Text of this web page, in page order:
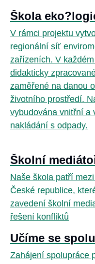
Škola
V rámci projektu
regionální síť
zařízeních. V
didakticky
zaměřené na danou
životního prostředí.
vybudována vnitřní a
nakládání s odpady.
Školní
Naše škola patří
České republice,
zavedení školní
řešení konfliktů
Učíme se spolu
Zahájení spolupráce